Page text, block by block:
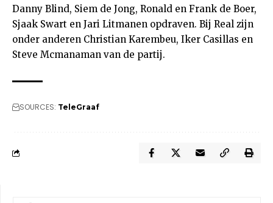
Danny Blind, Siem de Jong, Ronald en Frank de Boer,
Sjaak Swart en Jari Litmanen opdraven. Bij Real zijn
onder anderen Christian Karembeu, Iker Casillas en
Steve Mcmanaman van de partij.
SOURCES: TeleGraaf